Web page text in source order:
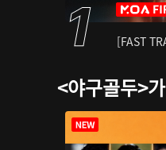
[FAST
<야구골두>